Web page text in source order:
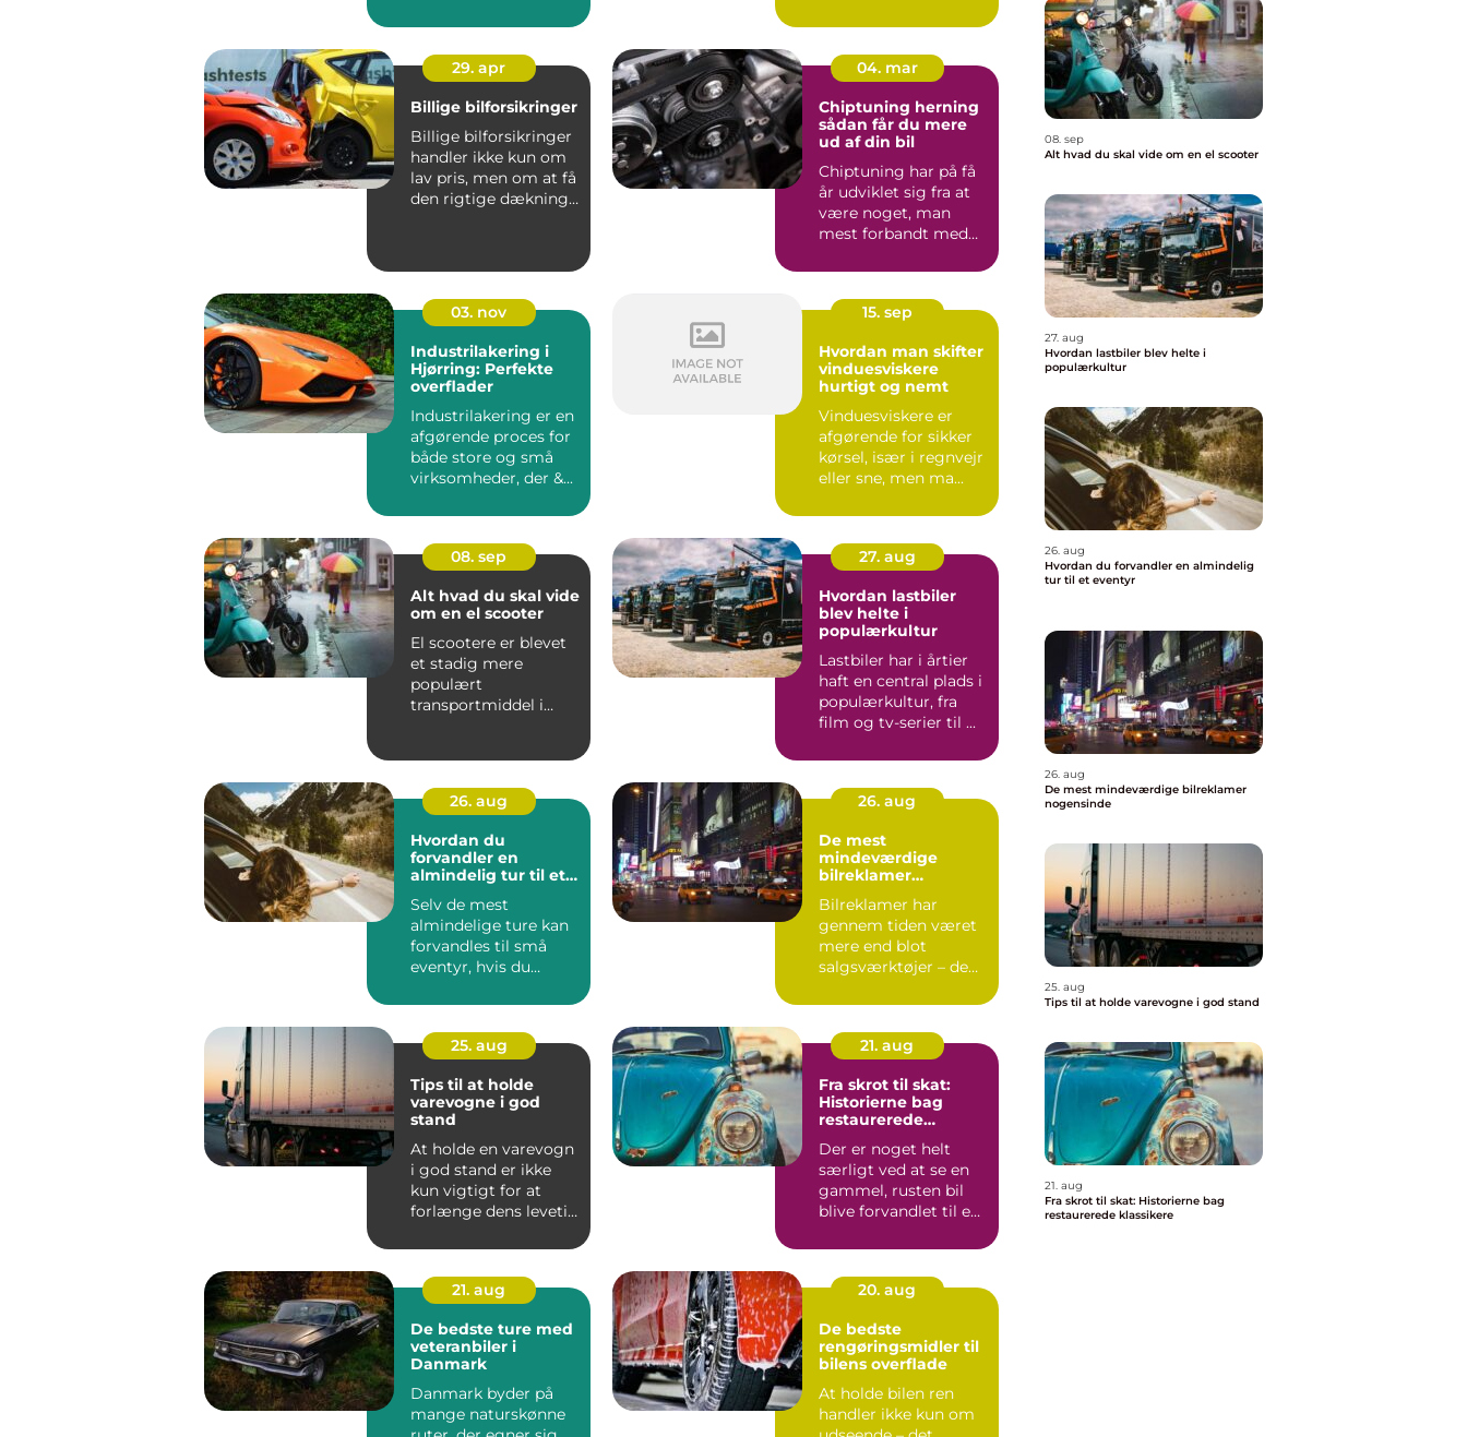
29. apr
Billige bilforsikringer
Billige bilforsikringer
handler ikke kun om
lav pris, men om at få
den rigtige dækning
04. mar
Chiptuning herning
sådan får du mere
ud af din bil
Chiptuning har på få
år udviklet sig fra at
være noget, man
mest forbandt med
03. nov
Industrilakering i
Hjørring: Perfekte
overflader
Industrilakering er en
afgørende proces for
både store og små
virksomheder, der &...
15. sep
Hvordan man skifter
vinduesviskere
hurtigt og nemt
Vinduesviskere er
afgørende for sikker
kørsel, især i regnvejr
eller sne, men ma...
08. sep
Alt hvad du skal vide
om en el scooter
El scootere er blevet
et stadig mere
populært
transportmiddel i
27. aug
Hvordan lastbiler
blev helte i
populærkultur
Lastbiler har i årtier
haft en central plads i
populærkultur, fra
film og tv-serier til ...
26. aug
Hvordan du
forvandler en
almindelig tur til et
Selv de mest
almindelige ture kan
forvandles til små
eventyr, hvis du
med...
26. aug
De mest
mindeværdige
bilreklamer
Bilreklamer har
gennem tiden været
mere end blot
salgsværktøjer – de
25. aug
Tips til at holde
varevogne i god
stand
At holde en varevogn
i god stand er ikke
kun vigtigt for at
forlænge dens levetid
21. aug
Fra skrot til skat:
Historierne bag
restaurerede
Der er noget helt
særligt ved at se en
gammel, rusten bil
blive forvandlet til en
21. aug
De bedste ture med
veteranbiler i
Danmark
Danmark byder på
mange naturskønne
20. aug
De bedste
rengøringsmidler til
bilens overflade
At holde bilen ren
handler ikke kun om
08. sep
Alt hvad du skal vide om en el scooter
27. aug
Hvordan lastbiler blev helte i
populærkultur
26. aug
Hvordan du forvandler en almindelig
tur til et eventyr
26. aug
De mest mindeværdige bilreklamer
nogensinde
25. aug
Tips til at holde varevogne i god stand
21. aug
Fra skrot til skat: Historierne bag
restaurerede klassikere